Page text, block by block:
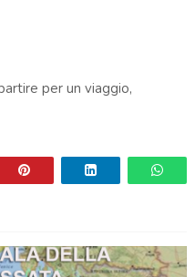
per un viaggio,